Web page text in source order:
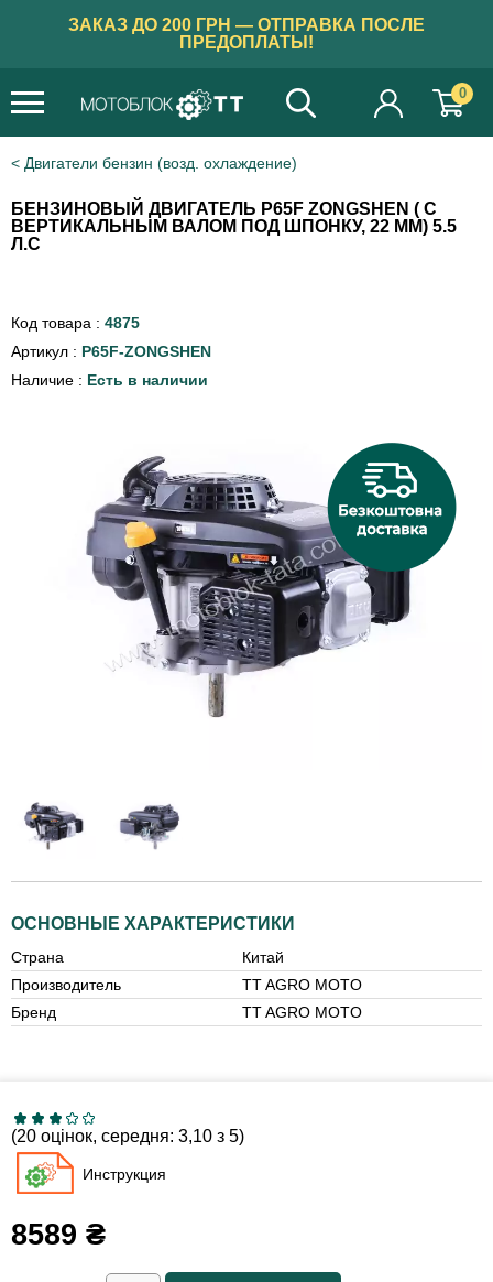
ЗАКАЗ ДО 200 ГРН — ОТПРАВКА ПОСЛЕ
ПРЕДОПЛАТЫ!
0
Двигатели бензин (возд. охлаждение)
БЕНЗИНОВЫЙ ДВИГАТЕЛЬ P65F ZONGSHEN ( С
ВЕРТИКАЛЬНЫМ ВАЛОМ ПОД ШПОНКУ, 22 ММ) 5.5
Л.С
Код товара : 4875
Артикул : P65F-ZONGSHEN
Наличие : Есть в наличии
ОСНОВНЫЕ ХАРАКТЕРИСТИКИ
Страна
Китай
Производитель
TT AGRO MOTO
Бренд
TT AGRO MOTO
(20 оцінок, середня: 3,10 з 5)
Инструкция
8589 ₴
×
ТАК